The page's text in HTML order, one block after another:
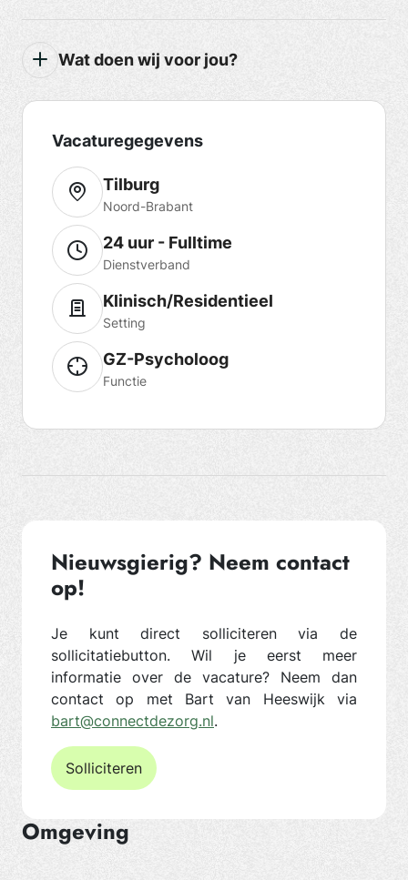
Wat doen wij voor jou?
Vacaturegegevens
Tilburg
Noord-Brabant
24 uur - Fulltime
Dienstverband
Klinisch/Residentieel
Setting
GZ-Psycholoog
Functie
Nieuwsgierig? Neem contact
op!
Je kunt direct solliciteren via de
sollicitatiebutton. Wil je eerst meer
informatie over de vacature? Neem dan
contact op met Bart van Heeswijk via
bart@connectdezorg.nl.
Solliciteren
Omgeving